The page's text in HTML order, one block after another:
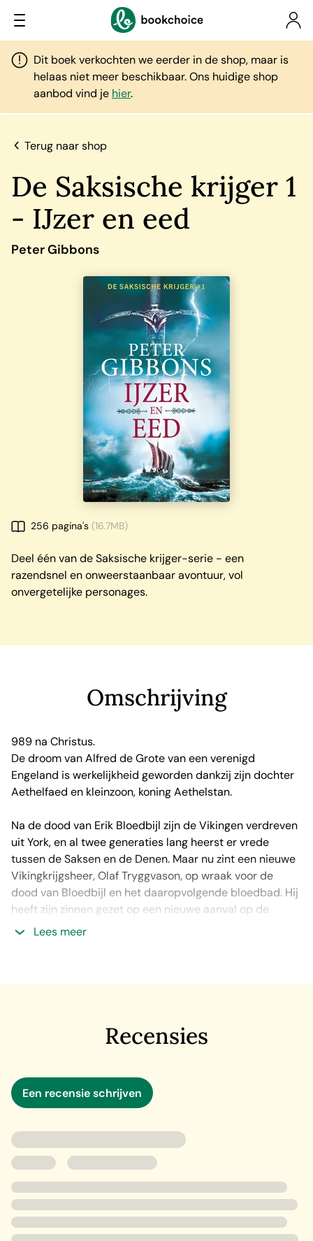
Dit boek verkochten we eerder in de shop, maar is
helaas niet meer beschikbaar. Ons huidige shop
aanbod vind je hier.
Terug naar shop
De Saksische krijger 1
- IJzer en eed
Peter Gibbons
256 pagina's (16.7MB)
Deel één van de Saksische krijger-serie - een
razendsnel en onweerstaanbaar avontuur, vol
onvergetelijke personages.
Omschrijving
989 na Christus.
De droom van Alfred de Grote van een verenigd
Engeland is werkelijkheid geworden dankzij zijn dochter
Aethelfaed en kleinzoon, koning Aethelstan.
Na de dood van Erik Bloedbijl zijn de Vikingen verdreven
uit York, en al twee generaties lang heerst er vrede
tussen de Saksen en de Denen. Maar nu zint een nieuwe
Vikingkrijgsheer, Olaf Tryggvason, op wraak voor de
dood van Bloedbijl en het daaropvolgende bloedbad. Hij
heeft zijn zinnen gezet op een nieuwe aanval op de
Engelse kust. Samen met Skarde Wartooth vaart hij uit
Gedreven door een persoonlijke missie sluit hij zich aan
bij het leger van Byrthnoth, heer van de oostelijke
Vikingen.
Beornoth moet zijn strijd met zichzelf overwinnen, brute
aanvallen overleven en vrede sluiten met zijn tragische
Voor de fans van Bernard Cornwell, Simon Scarrow, Conn
avontuur vol veldslagen, Vikingen en heroïek.
Lees meer
Recensies
Een recensie schrijven